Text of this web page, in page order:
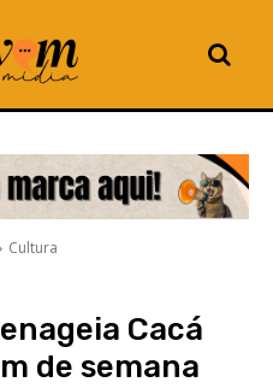
Cultura
Cacá
de semana